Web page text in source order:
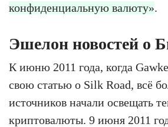
конфиденциальную валюту».
Эшелон новостей о
К июню 2011 года, когда
свою статью о Silk Road, всё
источников начали освещать
криптовалюты. 9 июня 2011